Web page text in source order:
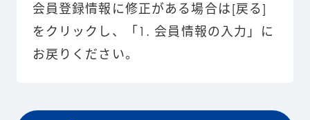
会員登録情報に修正がある場合は[戻る]
をクリックし、「1. 会員情報の入力」に
お戻りください。